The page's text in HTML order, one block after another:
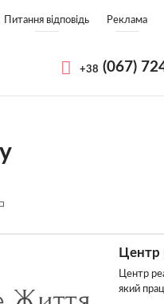
Питання відповідь Реклама
+38 (067)
Центр
Центр
який